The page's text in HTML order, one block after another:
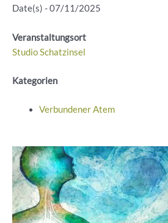
Date(s) - 07/11/2025
Veranstaltungsort
Studio Schatzinsel
Kategorien
Verbundener Atem